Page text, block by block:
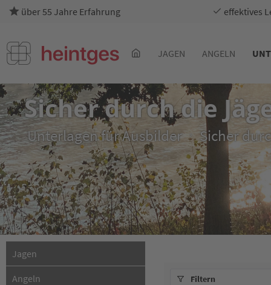
über 55 Jahre Erfahrung effektives
JAGEN ANGELN
Sicher durch die
Unterlagen für Ausbilder Sicher
Jagen
Angeln Filtern